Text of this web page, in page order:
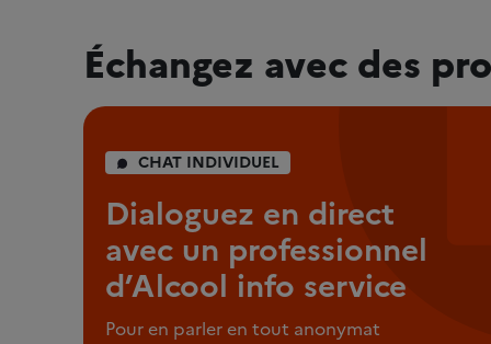
Échangez avec des
CHAT INDIVIDUEL
Dialoguez en direct
avec un professionnel
d’Alcool info service
Pour en parler en tout anonymat